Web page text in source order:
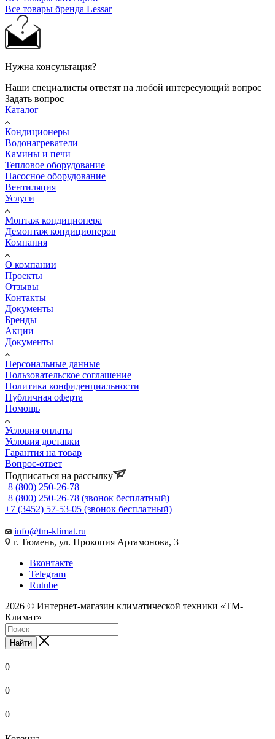
Все товары бренда Lessar
Нужна консультация?
Наши специалисты ответят на любой интересующий вопрос
Задать вопрос
Каталог
Кондиционеры
Водонагреватели
Камины и печи
Тепловое оборудование
Насосное оборудование
Вентиляция
Услуги
Монтаж кондиционера
Демонтаж кондиционеров
Компания
О компании
Проекты
Отзывы
Контакты
Документы
Бренды
Акции
Документы
Персональные данные
Пользовательское соглашение
Политика конфиденциальности
Публичная оферта
Помощь
Условия оплаты
Условия доставки
Гарантия на товар
Вопрос-ответ
Подписаться на рассылку
8 (800) 250-26-78
8 (800) 250-26-78 (звонок бесплатный)
+7 (3452) 57-53-05 (звонок бесплатный)
info@tm-klimat.ru
г. Тюмень, ул. Прокопия Артамонова, 3
Вконтакте
Telegram
Rutube
2026 © Интернет-магазин климатической техники «ТМ-
Климат»
Найти
0
0
0